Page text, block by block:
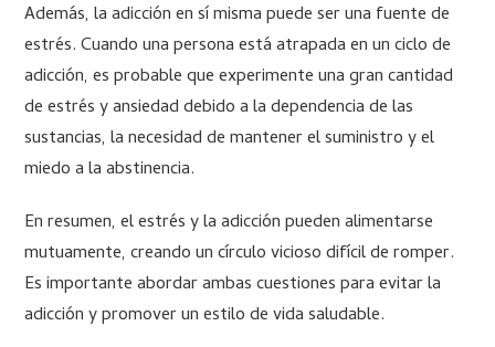
Además, la adicción en sí misma puede ser una fuente de
estrés. Cuando una persona está atrapada en un ciclo de
adicción, es probable que experimente una gran cantidad
de estrés y ansiedad debido a la dependencia de las
sustancias, la necesidad de mantener el suministro y el
miedo a la abstinencia.
En resumen, el estrés y la adicción pueden alimentarse
mutuamente, creando un círculo vicioso difícil de romper.
Es importante abordar ambas cuestiones para evitar la
adicción y promover un estilo de vida saludable.